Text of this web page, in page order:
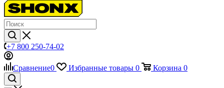
+7 800 250-74-02
Сравнение0 Избранные товары 0 Корзина 0